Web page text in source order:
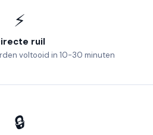
⚡
ruil
voltooid in 10-30 minuten
🔒